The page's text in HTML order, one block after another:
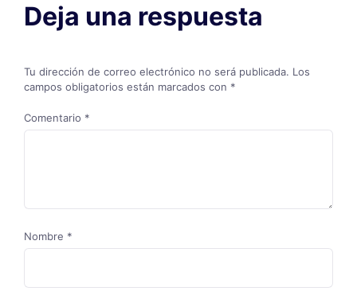
Deja una respuesta
Tu dirección de correo electrónico no será publicada. Los
campos obligatorios están marcados con *
Comentario *
Nombre *